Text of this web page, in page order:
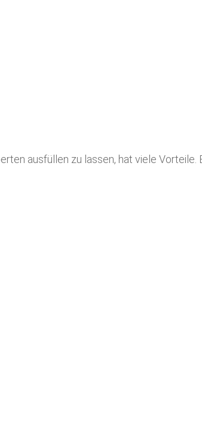
ausfüllen zu lassen, hat viele Vorteile.